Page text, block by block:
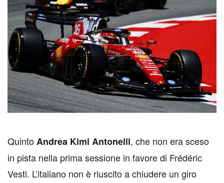
QuintoAndrea Kimi Antonelli, che non era sceso
in pista nella prima sessione in favore di Frédéric
Vesti. L’italiano non è riuscito a chiudere un giro